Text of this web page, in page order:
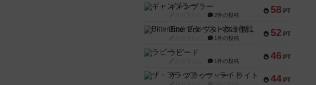
58 PT
ギャンブラー
2件の投稿
52 PT
Bitter End ブタペスト救出作戦
1件の投稿
46 PT
ラピード
1件の投稿
44 PT
ザ・フラッフィー・ライト